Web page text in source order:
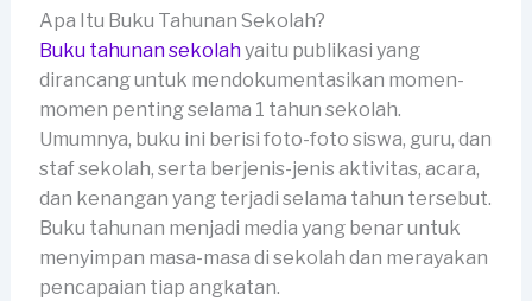
Apa Itu Buku Tahunan Sekolah?
Buku tahunan sekolahyaitu publikasi yang
dirancang untuk mendokumentasikan momen-
momen penting selama 1 tahun sekolah.
Umumnya, buku ini berisi foto-foto siswa, guru, dan
staf sekolah, serta berjenis-jenis aktivitas, acara,
dan kenangan yang terjadi selama tahun tersebut.
Buku tahunan menjadi media yang benar untuk
menyimpan masa-masa di sekolah dan merayakan
pencapaian tiap angkatan.